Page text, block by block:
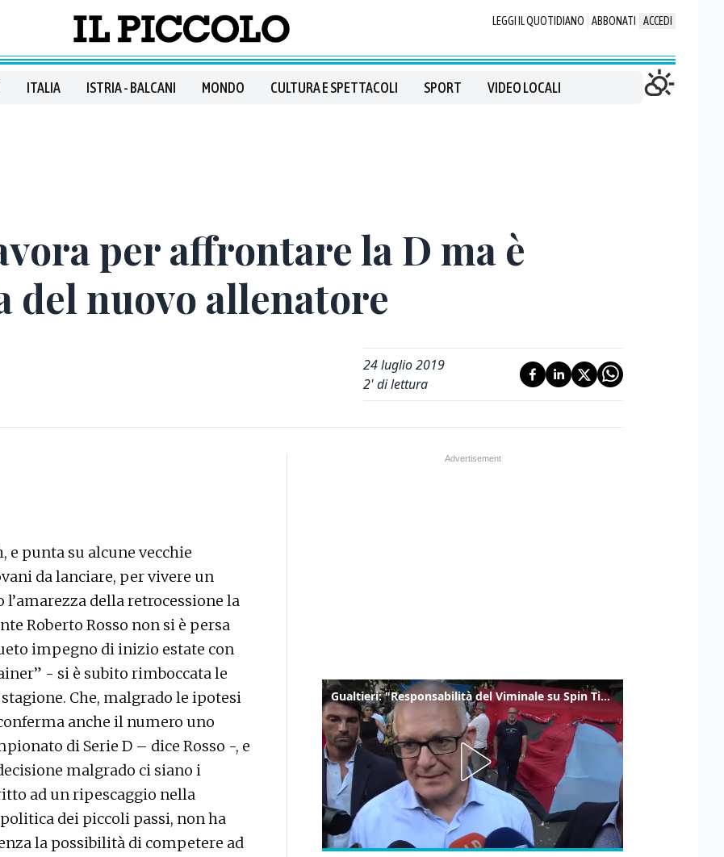
LEGGI IL QUOTIDIANO ABBONATI ACCEDI
ITALIA ISTRIA - BALCANI MONDO CULTURA E SPETTACOLI SPORT VIDEO LOCALI
per affrontare la D ma è
del nuovo allenatore
24 luglio 2019
2' di lettura
e punta su alcune vecchie
da lanciare, per vivere un
l’amarezza della retrocessione la
Roberto Rosso non si è persa
impegno di inizio estate con
- si è subito rimboccata le
Che, malgrado le ipotesi
anche il numero uno
di Serie D – dice Rosso -, e
malgrado ci siano i
ad un ripescaggio nella
dei piccoli passi, non ha
la possibilità di competere ad
Gualtieri: "Responsabilità del Viminale su Spin Time? La posizione dei partiti è nota"